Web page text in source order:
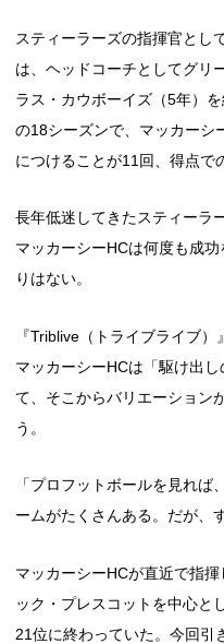
スティーラーズの指揮官とし
は、ヘッドコーチとしてグリ
ラス・カウボーイズ（5年）
の18シーズンで、マッカーシ
につけることが11回、得点で
長年低迷してきたスティーラ
マッカーシーHCは何度も成
りはない。
『Triblive（トライブライブ
マッカーシーHCは「駆け出
て、そこからバリエーション
う。
「プロフットボールを見れ
ームがたくさんある。だが、
マッカーシーHCが直近で指
ック・プレスコットを中心と
21位に終わっていた。今回引